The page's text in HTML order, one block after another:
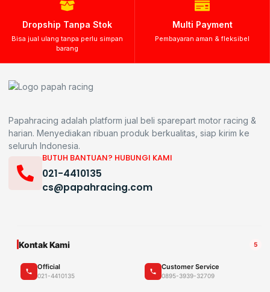
Dropship Tanpa Stok
Bisa jual ulang tanpa perlu simpan
barang
Multi Payment
Pembayaran aman & fleksibel
Papahracing adalah platform jual beli sparepart motor racing &
harian. Menyediakan ribuan produk berkualitas, siap kirim ke
seluruh Indonesia.
BUTUH BANTUAN? HUBUNGI KAMI
021-4410135
cs@papahracing.com
Kontak Kami 5
Official
021-4410135
Customer Service
0895-3939-32709